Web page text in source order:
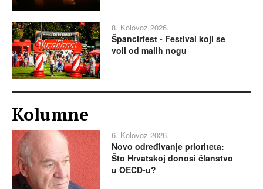
8. Kolovoz 2026.
Špancirfest - Festival koji se
voli od malih nogu
Kolumne
6. Kolovoz 2026.
Novo određivanje prioriteta:
Što Hrvatskoj donosi članstvo
u OECD-u?